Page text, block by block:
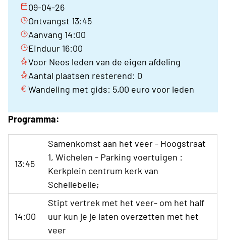
09-04-26
Ontvangst 13:45
Aanvang 14:00
Einduur 16:00
Voor Neos leden van de eigen afdeling
Aantal plaatsen resterend: 0
Wandeling met gids: 5,00 euro voor leden
Programma:
13:45
Samenkomst aan het veer - Hoogstraat
1, Wichelen - Parking voertuigen :
Kerkplein centrum kerk van
Schellebelle;
14:00
Stipt vertrek met het veer- om het half
uur kun je je laten overzetten met het
veer